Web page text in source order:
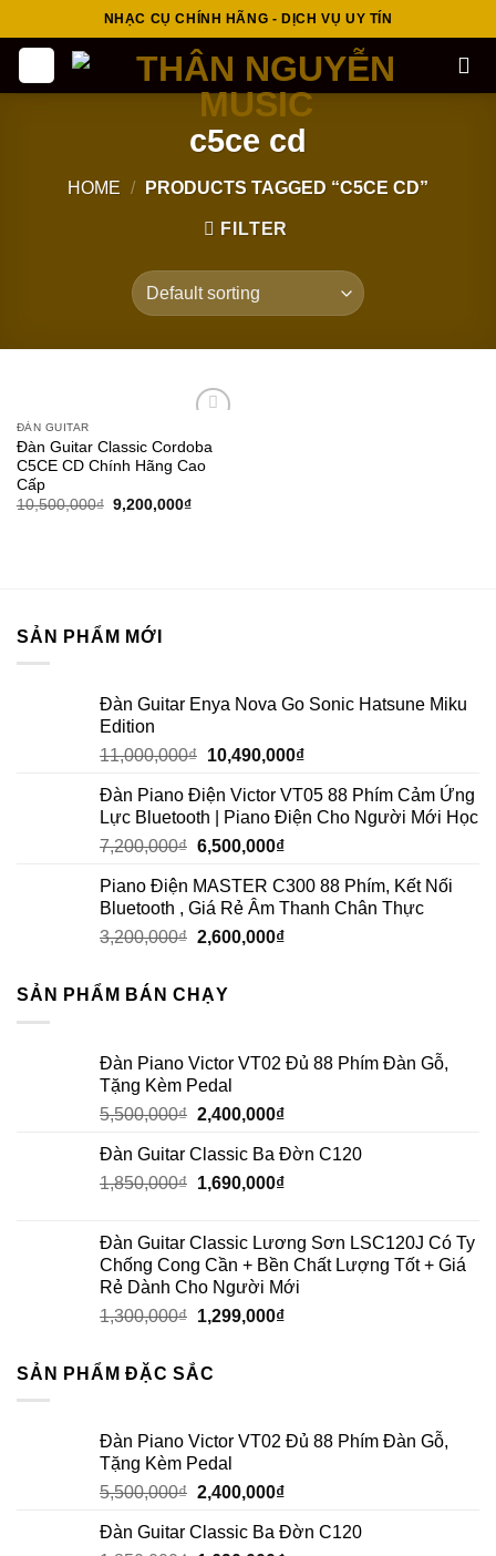
to
NHẠC CỤ CHÍNH HÃNG - DỊCH VỤ UY TÍN
c5ce cd
HOME / PRODUCTS TAGGED “C5CE CD”
FILTER
wishlist
ĐÀN GUITAR
Đàn Guitar Classic Cordoba
C5CE CD Chính Hãng Cao
Cấp
10,500,000₫ 9,200,000₫
SẢN PHẨM MỚI
Đàn Guitar Enya Nova Go Sonic Hatsune Miku
Edition
11,000,000₫ 10,490,000₫
Đàn Piano Điện Victor VT05 88 Phím Cảm Ứng
Lực Bluetooth | Piano Điện Cho Người Mới Học
7,200,000₫ 6,500,000₫
Piano Điện MASTER C300 88 Phím, Kết Nối
Bluetooth , Giá Rẻ Âm Thanh Chân Thực
3,200,000₫ 2,600,000₫
SẢN PHẨM BÁN CHẠY
Đàn Piano Victor VT02 Đủ 88 Phím Đàn Gỗ,
Tặng Kèm Pedal
5,500,000₫ 2,400,000₫
Đàn Guitar Classic Ba Đờn C120
1,850,000₫ 1,690,000₫
Đàn Guitar Classic Lương Sơn LSC120J Có Ty
Chống Cong Cần + Bền Chất Lượng Tốt + Giá
Rẻ Dành Cho Người Mới
1,300,000₫ 1,299,000₫
SẢN PHẨM ĐẶC SẮC
Đàn Piano Victor VT02 Đủ 88 Phím Đàn Gỗ,
Tặng Kèm Pedal
5,500,000₫ 2,400,000₫
Đàn Guitar Classic Ba Đờn C120